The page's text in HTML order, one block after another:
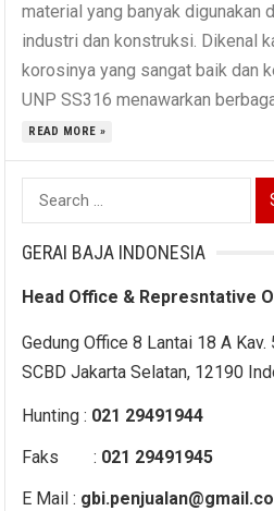
material yang banyak digunakan
industri dan konstruksi. Dikenal
korosinya yang sangat baik dan
UNP SS316 menawarkan
READ MORE »
Search
for:
GERAI BAJA INDONESIA
Head Office & Represntative
Gedung Office 8 Lantai 18 A
SCBD Jakarta Selatan, 12190
Hunting : 021 29491944
Faks : 021 29491945
E Mail :